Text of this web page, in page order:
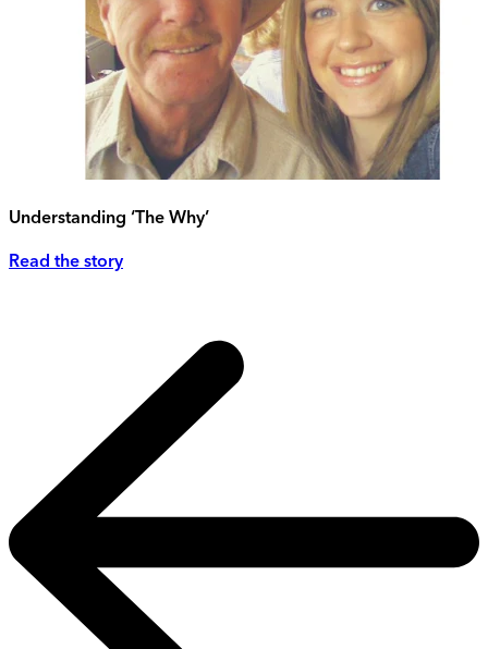
Understanding ‘The Why’
Read the story